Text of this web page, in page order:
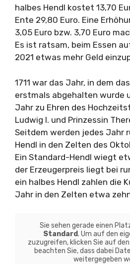
halbes Hendl kostet 13,70
Ente 29,80 Euro. Eine
3,05 Euro bzw. 3,70 Euro
Es ist ratsam, beim Essen
2021 etwas mehr Geld
1711 war das Jahr, in dem
erstmals abgehalten wurde
Jahr zu Ehren des
Ludwig I. und Prinzessin
Seitdem werden jedes Jahr
Hendl in den Zelten des
Ein Standard-Hendl wiegt
der Erzeugerpreis liegt bei
ein halbes Hendl zahlen die
Jahr in den Zelten etwa
Sie sehen gerade einen
Standard. Um auf den
zuzugreifen, klicken Sie auf
beachten Sie, dass dabei
weitergegeben